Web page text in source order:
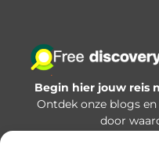
Begin hier jouw reis
Ontdek onze blogs
door